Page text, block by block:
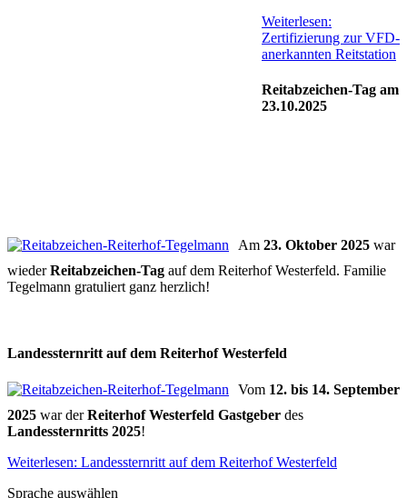
Weiterlesen:
Zertifizierung zur VFD-
anerkannten Reitstation
Reitabzeichen-Tag am
23.10.2025
Am 23. Oktober 2025 war
wiederReitabzeichen-Tag auf dem Reiterhof Westerfeld. Familie
Tegelmann gratuliert ganz herzlich!
Landessternritt auf dem Reiterhof Westerfeld
Vom 12. bis 14. September
2025 war derReiterhof Westerfeld Gastgeber des
Landessternritts 2025!
Weiterlesen: Landessternritt auf dem Reiterhof Westerfeld
Sprache auswählen